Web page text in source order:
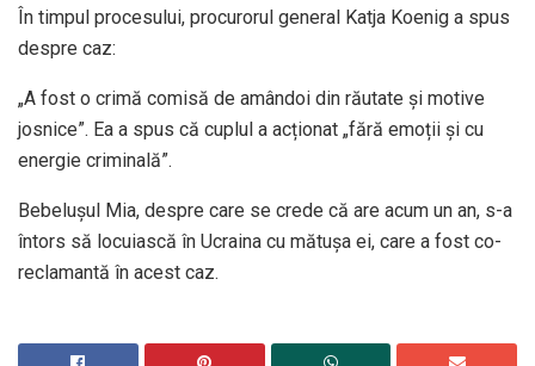
În timpul procesului, procurorul general Katja Koenig a spus
despre caz:
„A fost o crimă comisă de amândoi din răutate și motive
josnice”. Ea a spus că cuplul a acționat „fără emoții și cu
energie criminală”.
Bebelușul Mia, despre care se crede că are acum un an, s-a
întors să locuiască în Ucraina cu mătușa ei, care a fost co-
reclamantă în acest caz.